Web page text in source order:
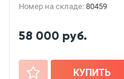
Номер на складе: 80459
58 000 руб.
+ КУПИТЬ